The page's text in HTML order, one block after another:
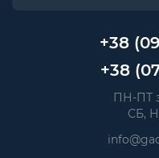
+38
+38
ПН-ПТ
СБ,